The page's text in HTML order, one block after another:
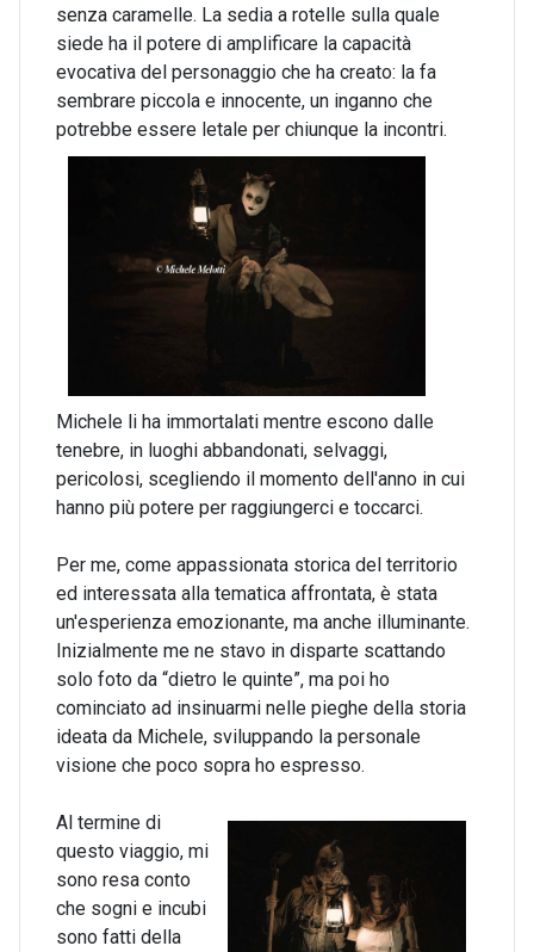
senza caramelle. La sedia a rotelle sulla quale
siede ha il potere di amplificare la capacità
evocativa del personaggio che ha creato: la fa
sembrare piccola e innocente, un inganno che
potrebbe essere letale per chiunque la incontri.
Michele li ha immortalati mentre escono dalle
tenebre, in luoghi abbandonati, selvaggi,
pericolosi, scegliendo il momento dell'anno in cui
hanno più potere per raggiungerci e toccarci.
Per me, come appassionata storica del territorio
ed interessata alla tematica affrontata, è stata
un'esperienza emozionante, ma anche illuminante.
Inizialmente me ne stavo in disparte scattando
solo foto da “dietro le quinte”, ma poi ho
cominciato ad insinuarmi nelle pieghe della storia
ideata da Michele, sviluppando la personale
visione che poco sopra ho espresso.
Al termine di
questo viaggio, mi
sono resa conto
che sogni e incubi
sono fatti della